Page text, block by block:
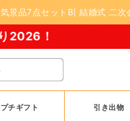
景品7点セットB| 結婚式 二次
プチギフト 引き出物